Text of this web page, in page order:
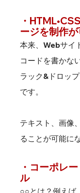
・
ージを制作
本来、Webサイ
コードを書かな
ラック&ドロッ
です。
テキスト、画像
ることが可能に
・コーポレ
ル
○○とは？例えば